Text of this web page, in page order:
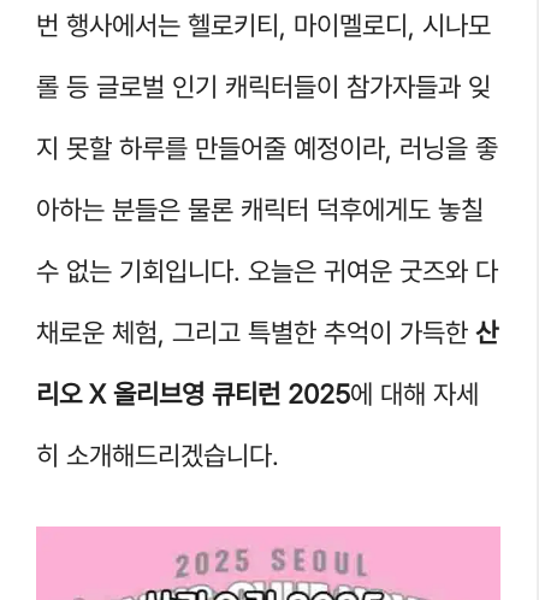
번 행사에서는 헬로키티, 마이멜로디, 시나모
롤 등 글로벌 인기 캐릭터들이 참가자들과 잊
지 못할 하루를 만들어줄 예정이라, 러닝을 좋
아하는 분들은 물론 캐릭터 덕후에게도 놓칠
수 없는 기회입니다. 오늘은 귀여운 굿즈와 다
채로운 체험, 그리고 특별한 추억이 가득한 산
리오 X 올리브영 큐티런 2025에 대해 자세
히 소개해드리겠습니다.